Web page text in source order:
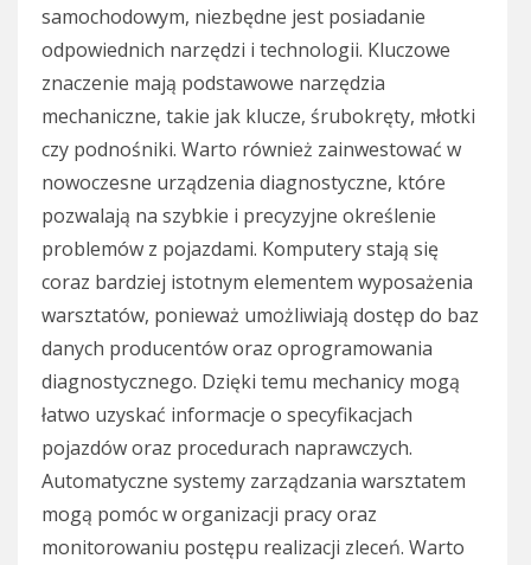
samochodowym, niezbędne jest posiadanie
odpowiednich narzędzi i technologii. Kluczowe
znaczenie mają podstawowe narzędzia
mechaniczne, takie jak klucze, śrubokręty, młotki
czy podnośniki. Warto również zainwestować w
nowoczesne urządzenia diagnostyczne, które
pozwalają na szybkie i precyzyjne określenie
problemów z pojazdami. Komputery stają się
coraz bardziej istotnym elementem wyposażenia
warsztatów, ponieważ umożliwiają dostęp do baz
danych producentów oraz oprogramowania
diagnostycznego. Dzięki temu mechanicy mogą
łatwo uzyskać informacje o specyfikacjach
pojazdów oraz procedurach naprawczych.
Automatyczne systemy zarządzania warsztatem
mogą pomóc w organizacji pracy oraz
monitorowaniu postępu realizacji zleceń. Warto